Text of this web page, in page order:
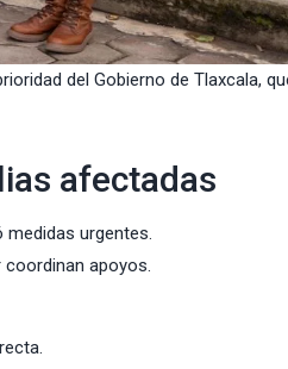
del Gobierno de Tlaxcala,
afectadas
medidas urgentes.
coordinan apoyos.